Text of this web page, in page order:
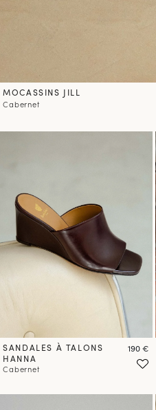
MOCASSINS JILL
Cabernet
PRÉCOMMANDER
SANDALES À TALONS
HANNA
Cabernet
Prix
190 €